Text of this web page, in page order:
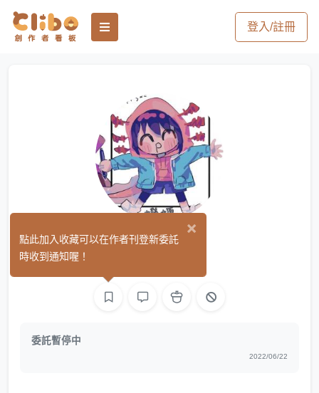
登入/註冊
蠑螈 (0)
委託暫停中
2022/06/22
×
點此加入收藏可以在作者刊登新委託
時收到通知喔！